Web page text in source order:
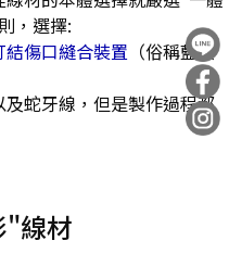
，選擇:
傷口縫合裝置 （俗稱藍鑽
蛇牙線，但是製作過程都
"線材